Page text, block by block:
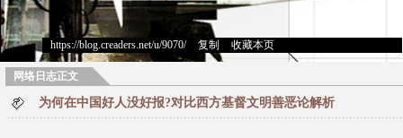
https://blog.creaders.net/u/9070/> 复制 收藏本页
网络日志正文
为何在中国好人没好报?对比西方基督文明善恶论解析